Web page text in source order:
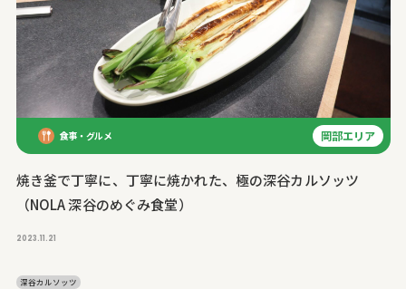
食事・グルメ 岡部エリア
焼き釜で丁寧に、丁寧に焼かれた、極の深谷カルソッツ
（NOLA 深谷のめぐみ食堂）
2023.11.21
深谷カルソッツ